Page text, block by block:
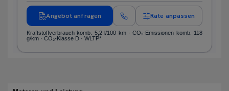
Angebot anfragen Rate anpassen
Kraftstoffverbrauch komb. 5,2 l/100 km · CO₂-Emissionen komb. 118
g/km · CO₂-Klasse D · WLTP*